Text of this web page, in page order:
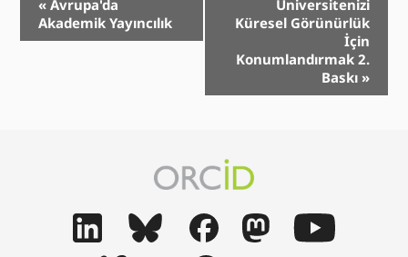
Gezinme
« Avrupa'da
Akademik Yayıncılık
Üniversitenizi
Küresel Görünürlük
İçin
Konumlandırmak 2.
Baskı »